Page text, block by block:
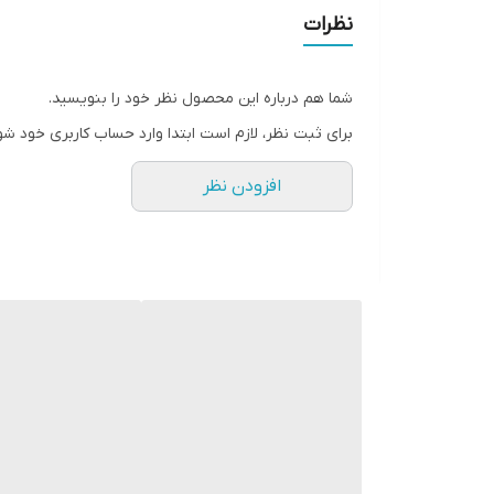
نظرات
شما هم درباره این محصول نظر خود را بنویسید.
برای ثبت نظر، لازم است ابتدا وارد حساب کاربری خود
افزودن نظر